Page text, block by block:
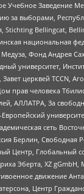
Учебное Заведение
за выборами,
Bellingcat,
национальная
Фонд Андрея
университет,
церквей TCCN,
прав человека
АЛЛАТРА, За
сеть
Берлин, Свободная
Центр, Глобальный
Эберта, XZ
движение
Центр